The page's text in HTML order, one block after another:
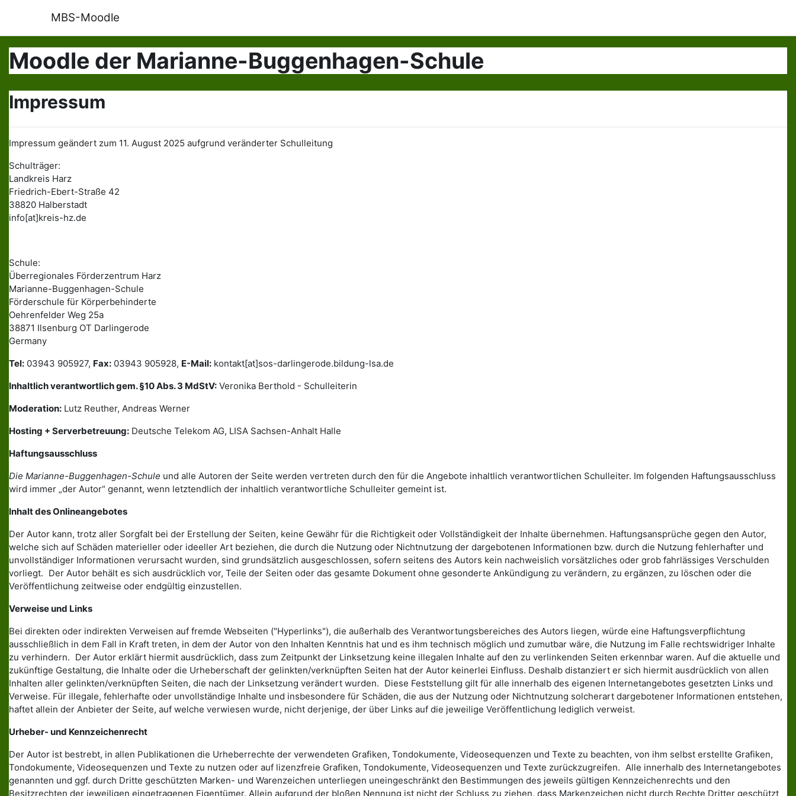
MBS-Moodle
Moodle der Marianne-Buggenhagen-Schule
Impressum
Impressum geändert zum 11. August 2025 aufgrund veränderter Schulleitung
Schulträger:
Landkreis Harz
Friedrich-Ebert-Straße 42
38820 Halberstadt
info[at]kreis-hz.de
Schule:
Überregionales Förderzentrum Harz
Marianne-Buggenhagen-Schule
Förderschule für Körperbehinderte
Oehrenfelder Weg 25a
38871 Ilsenburg OT Darlingerode
Germany
Tel: 03943 905927, Fax: 03943 905928, E-Mail: kontakt[at]sos-darlingerode.bildung-lsa.de
Inhaltlich verantwortlich gem. §10 Abs. 3 MdStV: Veronika Berthold - Schulleiterin
Moderation: Lutz Reuther, Andreas Werner
Hosting + Serverbetreuung: Deutsche Telekom AG, LISA Sachsen-Anhalt Halle
Haftungsausschluss
Die Marianne-Buggenhagen-Schule und alle Autoren der Seite werden vertreten durch den für die Angebote inhaltlich verantwortlichen Schulleiter. Im folgenden Haftungsausschluss
wird immer „der Autor“ genannt, wenn letztendlich der inhaltlich verantwortliche Schulleiter gemeint ist.
Inhalt des Onlineangebotes
Der Autor kann, trotz aller Sorgfalt bei der Erstellung der Seiten, keine Gewähr für die Richtigkeit oder Vollständigkeit der Inhalte übernehmen. Haftungsansprüche gegen den Autor,
welche sich auf Schäden materieller oder ideeller Art beziehen, die durch die Nutzung oder Nichtnutzung der dargebotenen Informationen bzw. durch die Nutzung fehlerhafter und
unvollständiger Informationen verursacht wurden, sind grundsätzlich ausgeschlossen, sofern seitens des Autors kein nachweislich vorsätzliches oder grob fahrlässiges Verschulden
vorliegt. Der Autor behält es sich ausdrücklich vor, Teile der Seiten oder das gesamte Dokument ohne gesonderte Ankündigung zu verändern, zu ergänzen, zu löschen oder die
Veröffentlichung zeitweise oder endgültig einzustellen.
Verweise und Links
Bei direkten oder indirekten Verweisen auf fremde Webseiten ("Hyperlinks"), die außerhalb des Verantwortungsbereiches des Autors liegen, würde eine Haftungsverpflichtung
ausschließlich in dem Fall in Kraft treten, in dem der Autor von den Inhalten Kenntnis hat und es ihm technisch möglich und zumutbar wäre, die Nutzung im Falle rechtswidriger Inhalte
zu verhindern. Der Autor erklärt hiermit ausdrücklich, dass zum Zeitpunkt der Linksetzung keine illegalen Inhalte auf den zu verlinkenden Seiten erkennbar waren. Auf die aktuelle und
zukünftige Gestaltung, die Inhalte oder die Urheberschaft der gelinkten/verknüpften Seiten hat der Autor keinerlei Einfluss. Deshalb distanziert er sich hiermit ausdrücklich von allen
Inhalten aller gelinkten/verknüpften Seiten, die nach der Linksetzung verändert wurden. Diese Feststellung gilt für alle innerhalb des eigenen Internetangebotes gesetzten Links und
Verweise. Für illegale, fehlerhafte oder unvollständige Inhalte und insbesondere für Schäden, die aus der Nutzung oder Nichtnutzung solcherart dargebotener Informationen entstehen,
haftet allein der Anbieter der Seite, auf welche verwiesen wurde, nicht derjenige, der über Links auf die jeweilige Veröffentlichung lediglich verweist.
Urheber- und Kennzeichenrecht
Der Autor ist bestrebt, in allen Publikationen die Urheberrechte der verwendeten Grafiken, Tondokumente, Videosequenzen und Texte zu beachten, von ihm selbst erstellte Grafiken,
Tondokumente, Videosequenzen und Texte zu nutzen oder auf lizenzfreie Grafiken, Tondokumente, Videosequenzen und Texte zurückzugreifen. Alle innerhalb des Internetangebotes
genannten und ggf. durch Dritte geschützten Marken- und Warenzeichen unterliegen uneingeschränkt den Bestimmungen des jeweils gültigen Kennzeichenrechts und den
Besitzrechten der jeweiligen eingetragenen Eigentümer. Allein aufgrund der bloßen Nennung ist nicht der Schluss zu ziehen, dass Markenzeichen nicht durch Rechte Dritter geschützt